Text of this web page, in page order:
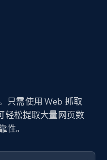
只需使用 Web 抓取
轻松提取大量网页数
性。